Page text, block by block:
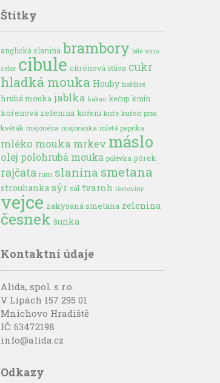
Štítky
anglická slanina brambory bílé víno
celer cibule citrónová šťáva cukr
hladká mouka Houby hořčice
hrubá mouka jablka kakao kečup kmín
kořenová zelenina koření kuře kuřecí prsa
květák majonéza majoránka mletá paprika
mléko mouka mrkev máslo
olej polohrubá mouka polévka pórek
rajčata rum slanina smetana
strouhanka sýr sůl tvaroh těstoviny
vejce zakysaná smetana zelenina
česnek šunka
Kontaktní údaje
Alida, spol. s r.o.
V Lípách 157 295 01
Mnichovo Hradiště
IČ: 63472198
info@alida.cz
Odkazy